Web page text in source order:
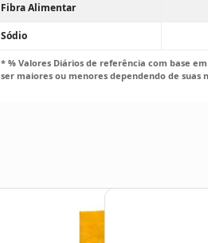
Fibra Alimentar
Sódio
* % Valores Diários de referência com base
ser maiores ou menores dependendo de suas